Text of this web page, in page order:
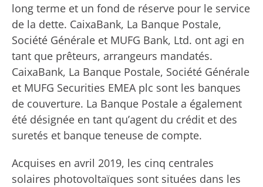
long terme et un fond de réserve pour le service
de la dette. CaixaBank, La Banque Postale,
Société Générale et MUFG Bank, Ltd. ont agi en
tant que prêteurs, arrangeurs mandatés.
CaixaBank, La Banque Postale, Société Générale
et MUFG Securities EMEA plc sont les banques
de couverture. La Banque Postale a également
été désignée en tant qu’agent du crédit et des
suretés et banque teneuse de compte.
Acquises en avril 2019, les cinq centrales
solaires photovoltaïques sont situées dans les